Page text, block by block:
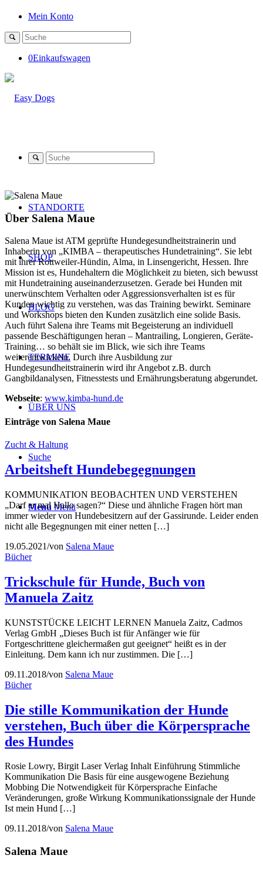
Mein Konto
0Einkaufswagen
STANDORTE
SHOP
BLOG
TERMINE
ÜBER UNS
Suche
Menü Menü
Über Salena Maue
Salena Maue ist ATM geprüfte Hundegesundheitstrainerin und
Inhaberin von „KIMBA – therapeutisches Hundetraining“. Sie lebt
mit ihrer Rottweiler-Hündin, Alma, in Linsengericht, Hessen. Ihre
Mission ist es, Hundehaltern die Möglichkeit zu bieten, sich bewusst
mit Hundetraining auseinanderzusetzen. Gerade bei Hunden mit
unerwünschtem Verhalten oder Aggressionsverhalten ist es für
Kunden wichtig zu verstehen, was das Training bewirkt. Seminare
und Workshops bieten den Kunden zusätzlich eine solide Basis.
Auch führt Salena ihre Teams mit Begeisterung an individuell
passende Beschäftigungen heran – Mantrailing, Longieren, Geräte-
Training… so behält sie im Blick, wie sich ihre Teams
weiterentwickeln. Durch ihre Ausbildung zur
Hundegesundheitstrainerin wird ihr Angebot z.B. durch
Gangbildanalysen, Fitnesstests und Ernährungsberatung abgerundet.
Webseite: www.kimba-hund.de
Einträge von Salena Maue
Zucht & Haltung
Arbeitsheft Hundebegegnungen
KOMMUNIKATION BEOBACHTEN UND VERSTEHEN
„Darf er mal Hallo sagen?“ Diese und ähnliche Fragen hört man
immer wieder von Hundebesitzern auf der Gassirunde. Leider enden
nicht alle Begegnungen mit einer netten […]
19.05.2021/von Salena Maue
Bücher
Trickschule für Hunde, Buch von
Manuela Zaitz
KUNSTSTÜCKE LEICHT LERNEN Manuela Zaitz, Cadmos
Verlag GmbH „Dieses Buch ist für Anfänger wie für
Fortgeschrittene gleichermaßen gut geeignet“ heißt es in der
Einleitung. Dem kann ich nur zustimmen. Die […]
09.11.2018/von Salena Maue
Bücher
Die stille Kommunikation der Hunde
verstehen, Buch über die Körpersprache
des Hundes
Rosie Lowry, Birgit Laser Verlag Inhalt Einführung Stimmliche
Kommunikation Die Basis für eine ausgewogene Beziehung
Mobbing Die Notwendigkeit für Körpersprache Einfache
Veränderungen, große Wirkung Kommunikationssignale der Hunde
Ist mein Hund […]
09.11.2018/von Salena Maue
Salena Maue